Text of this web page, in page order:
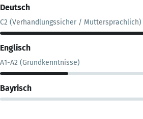
Deutsch
C2 (Verhandlungssicher / Muttersprachlich)
Englisch
A1-A2 (Grundkenntnisse)
Bayrisch